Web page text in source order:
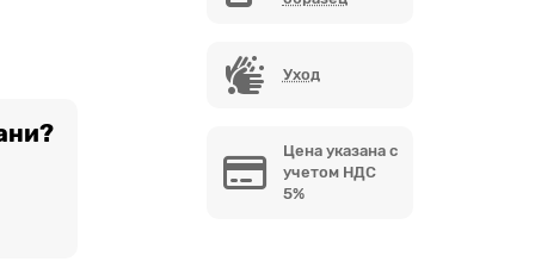
Уход
Цена указана с
учетом НДС
5%